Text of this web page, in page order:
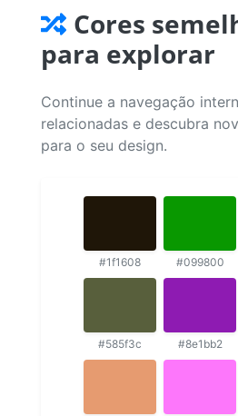
Cores
para explorar
Continue a navegação
relacionadas e descubra
para o seu design.
#1f1608 #099800
#585f3c #8e1bb2